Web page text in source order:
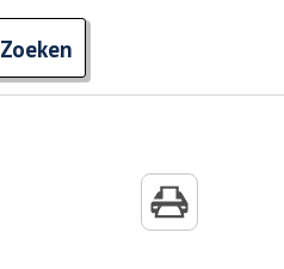
ZoekenOpen zoekveld